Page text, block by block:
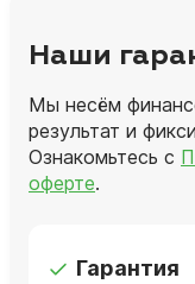
Наши
Мы несём
результат и
Ознакомьтесь с
оферте.
Гарантия